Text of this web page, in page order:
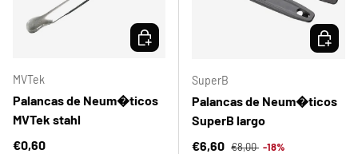
MVTek
Palancas de Neum�ticos
MVTek stahl
Precio normal
€0,60
ELEGIR OPCIONES
SuperB
Palancas de Neum�ticos
SuperB largo
Precio de venta
€6,60 Precio normal
€8,00 -18%
ELEGIR